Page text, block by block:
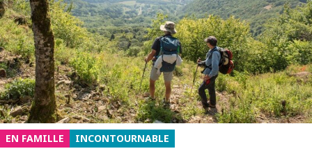
EN FAMILLE INCONTOURNABLE